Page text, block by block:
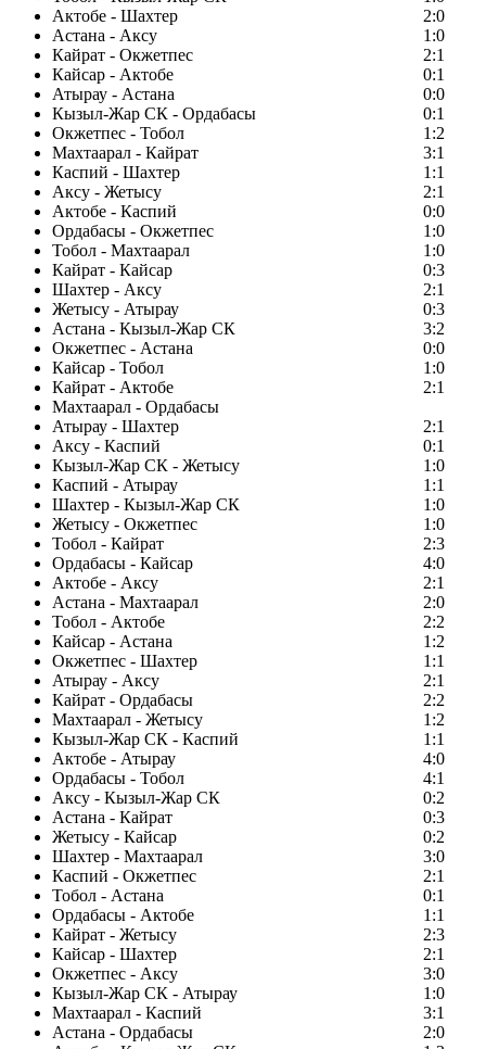
Актобе - Шахтер
2:0
Астана - Аксу
1:0
Кайрат - Окжетпес
2:1
Кайсар - Актобе
0:1
Атырау - Астана
0:0
Кызыл-Жар СК - Ордабасы
0:1
Окжетпес - Тобол
1:2
Махтаарал - Кайрат
3:1
Каспий - Шахтер
1:1
Аксу - Жетысу
2:1
Актобе - Каспий
0:0
Ордабасы - Окжетпес
1:0
Тобол - Махтаарал
1:0
Кайрат - Кайсар
0:3
Шахтер - Аксу
2:1
Жетысу - Атырау
0:3
Астана - Кызыл-Жар СК
3:2
Окжетпес - Астана
0:0
Кайсар - Тобол
1:0
Кайрат - Актобе
2:1
Махтаарал - Ордабасы
Атырау - Шахтер
2:1
Аксу - Каспий
0:1
Кызыл-Жар СК - Жетысу
1:0
Каспий - Атырау
1:1
Шахтер - Кызыл-Жар СК
1:0
Жетысу - Окжетпес
1:0
Тобол - Кайрат
2:3
Ордабасы - Кайсар
4:0
Актобе - Аксу
2:1
Астана - Махтаарал
2:0
Тобол - Актобе
2:2
Кайсар - Астана
1:2
Окжетпес - Шахтер
1:1
Атырау - Аксу
2:1
Кайрат - Ордабасы
2:2
Махтаарал - Жетысу
1:2
Кызыл-Жар СК - Каспий
1:1
Актобе - Атырау
4:0
Ордабасы - Тобол
4:1
Аксу - Кызыл-Жар СК
0:2
Астана - Кайрат
0:3
Жетысу - Кайсар
0:2
Шахтер - Махтаарал
3:0
Каспий - Окжетпес
2:1
Тобол - Астана
0:1
Ордабасы - Актобе
1:1
Кайрат - Жетысу
2:3
Кайсар - Шахтер
2:1
Окжетпес - Аксу
3:0
Кызыл-Жар СК - Атырау
1:0
Махтаарал - Каспий
3:1
Астана - Ордабасы
2:0